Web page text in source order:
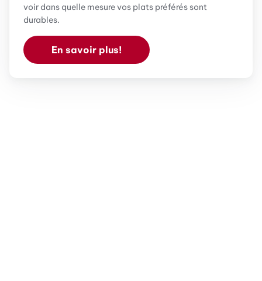
voir dans quelle mesure vos plats préférés sont
durables.
En savoir plus!